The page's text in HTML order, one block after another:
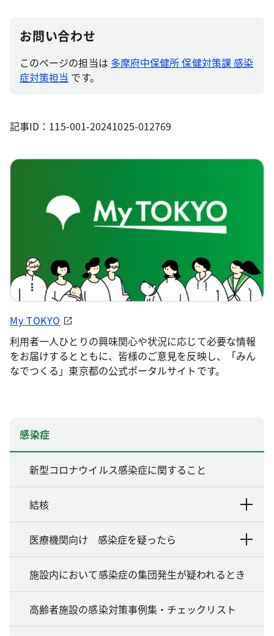
お問い合わせ
このページの担当は 多摩府中保健所 保健対策課 感染
症対策担当 です。
記事ID：115-001-20241025-012769
My TOKYO
利用者一人ひとりの興味関心や状況に応じて必要な情報
をお届けするとともに、皆様のご意見を反映し、「みん
なでつくる」東京都の公式ポータルサイトです。
感染症
新型コロナウイルス感染症に関すること
結核
医療機関向け 感染症を疑ったら
施設内において感染症の集団発生が疑われるとき
高齢者施設の感染対策事例集・チェックリスト